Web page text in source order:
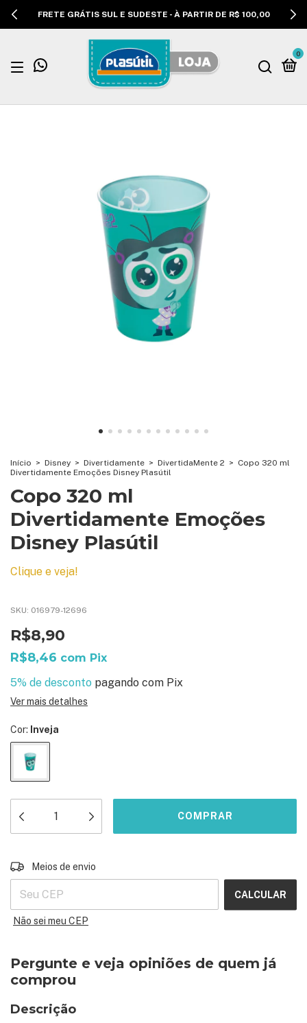
FRETE GRÁTIS SUL E SUDESTE - À PARTIR DE R$ 100,00
0
Início > Disney > Divertidamente > DivertidaMente 2 > Copo 320 ml
Divertidamente Emoções Disney Plasútil
Copo 320 ml
Divertidamente Emoções
Disney Plasútil
Clique e veja!
SKU: 016979-12696
R$8,90
R$8,46 com Pix
5% de desconto pagando com Pix
Ver mais detalhes
Cor: Inveja
Entregas para o CEP:
Meios de envio
CALCULAR
Não sei meu CEP
Pergunte e veja opiniões de quem já
comprou
Descrição